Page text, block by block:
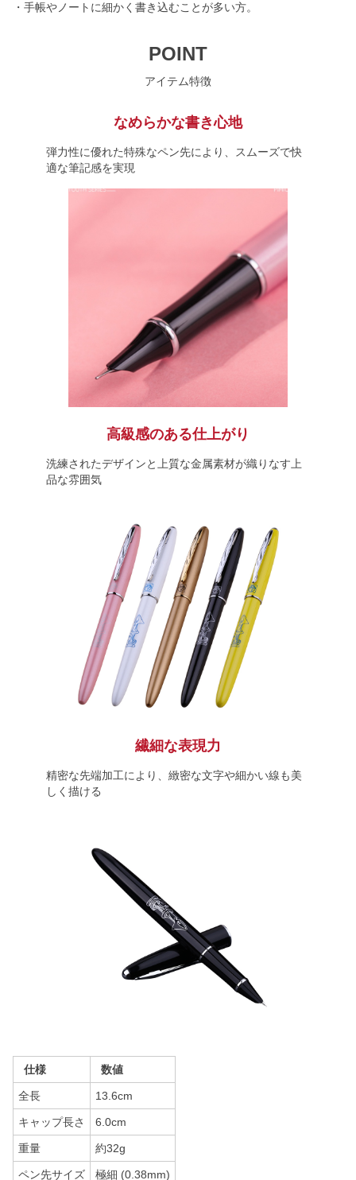
・手帳やノートに細かく書き込むことが多い方。
POINT
アイテム特徴
なめらかな書き心地
弾力性に優れた特殊なペン先により、スムーズで快
適な筆記感を実現
高級感のある仕上がり
洗練されたデザインと上質な金属素材が織りなす上
品な雰囲気
繊細な表現力
精密な先端加工により、緻密な文字や細かい線も美
しく描ける
仕様 数値
全長 13.6cm
キャップ長さ 6.0cm
重量 約32g
ペン先サイズ 極細 (0.38mm)